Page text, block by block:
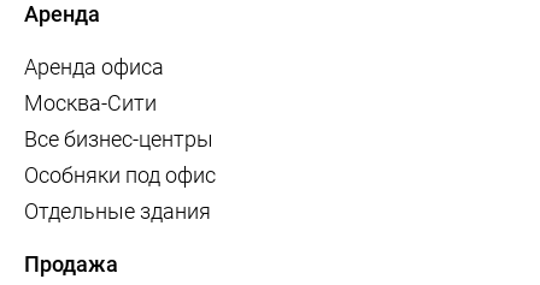
Аренда
Аренда офиса
Москва-Сити
Все бизнес-центры
Особняки под офис
Отдельные здания
Продажа